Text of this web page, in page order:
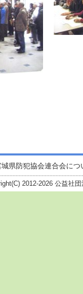
城県防犯協会連合会につ
2012-2026 公益社